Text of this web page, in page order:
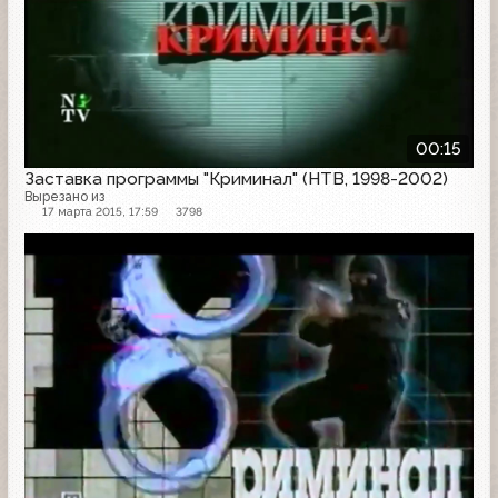
00:15
Заставка программы "Криминал" (НТВ, 1998-2002)
Вырезано из
17 марта 2015, 17:59 3798